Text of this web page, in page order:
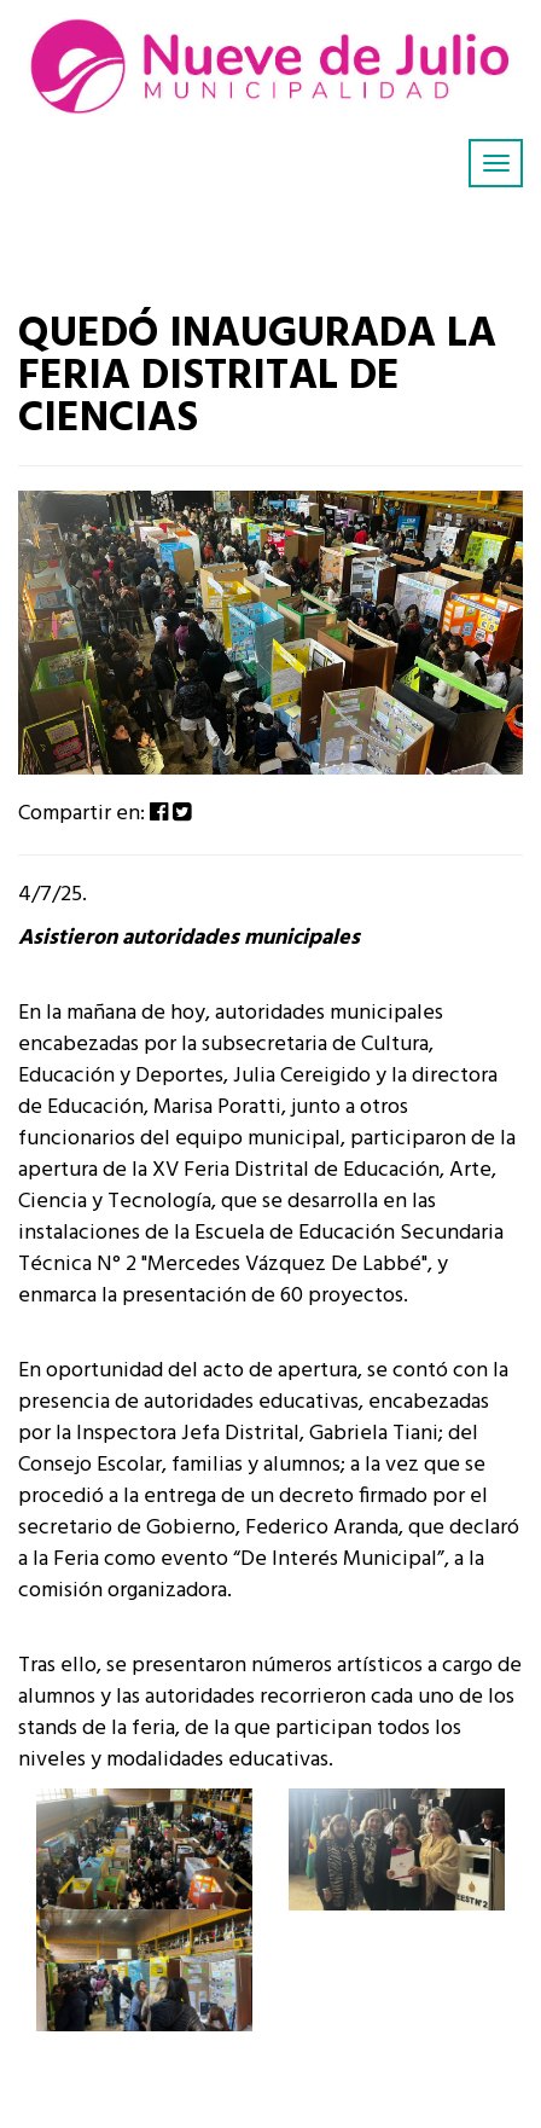
QUEDÓ INAUGURADA LA
FERIA DISTRITAL DE
CIENCIAS
Compartir en:
4/7/25.
Asistieron autoridades municipales
En la mañana de hoy, autoridades municipales
encabezadas por la subsecretaria de Cultura,
Educación y Deportes, Julia Cereigido y la directora
de Educación, Marisa Poratti, junto a otros
funcionarios del equipo municipal, participaron de la
apertura de la XV Feria Distrital de Educación, Arte,
Ciencia y Tecnología, que se desarrolla en las
instalaciones de la Escuela de Educación Secundaria
Técnica N° 2 "Mercedes Vázquez De Labbé", y
enmarca la presentación de 60 proyectos.
En oportunidad del acto de apertura, se contó con la
presencia de autoridades educativas, encabezadas
por la Inspectora Jefa Distrital, Gabriela Tiani; del
Consejo Escolar, familias y alumnos; a la vez que se
procedió a la entrega de un decreto firmado por el
secretario de Gobierno, Federico Aranda, que declaró
a la Feria como evento “De Interés Municipal”, a la
comisión organizadora.
Tras ello, se presentaron números artísticos a cargo de
alumnos y las autoridades recorrieron cada uno de los
stands de la feria, de la que participan todos los
niveles y modalidades educativas.